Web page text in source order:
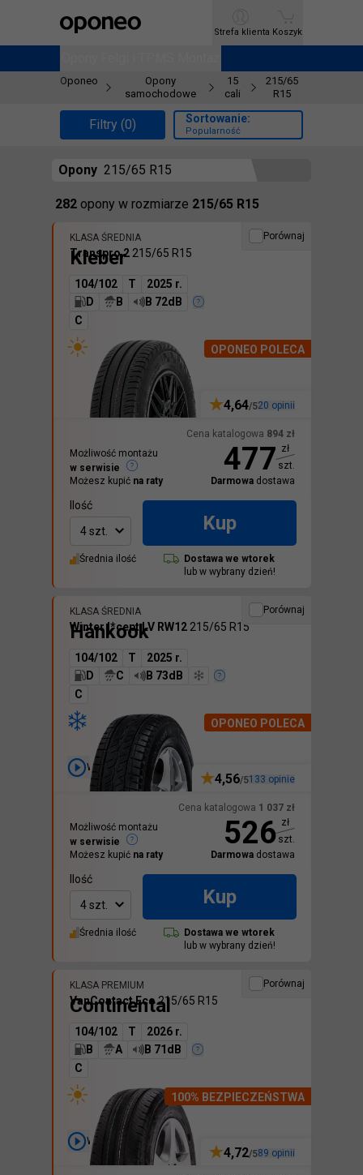
Ctrl M
Strefa klienta
Strefa klienta Koszyk
Koszyk
Oponeo
Opony
samochodowe
15
cali
215/65
R15
Filtry (0) Sortowanie:
Popularność
Opony 215/65 R15
Znaleźliśmy
282 opony w rozmiarze 215/65 R15
Porównaj
KLASA ŚREDNIA
Kleber
OPONEO POLECA
Transpro 2 215/65 R15
104/102 T
2025 r.
D
B
B 72dB
C
Cena katalogowa 894 zł
477 zł
szt.
Darmowa dostawa
4,64/520 opinii
Możliwość montażu
w serwisie
Możesz kupić na raty
Ilość
4 szt.
Kup
Średnia ilość Dostawa we wtorek
lub w wybrany dzień!
Porównaj
Wideo
KLASA ŚREDNIA
Hankook
OPONEO POLECA
Winter I*cept LV RW12 215/65 R15
104/102 T
2025 r.
D
C
B 73dB
C
Cena katalogowa 1 037 zł
526 zł
szt.
Darmowa dostawa
4,56/5133 opinie
Możliwość montażu
w serwisie
Możesz kupić na raty
Ilość
4 szt.
Kup
Średnia ilość Dostawa we wtorek
lub w wybrany dzień!
Porównaj
Wideo
KLASA PREMIUM
Continental
100% BEZPIECZEŃSTWA
VanContact Eco215/65 R15
104/102 T
2026 r.
B
A
B 71dB
C
4,72/589 opinii